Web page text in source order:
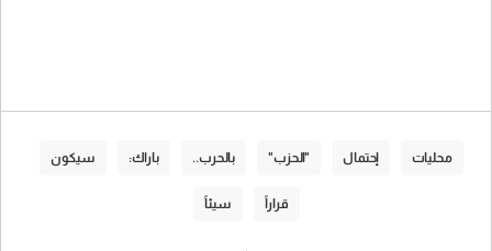
محليات إحتمال "الحزب" بالحرب.. باراك: سيكون
قراراً سيئاً